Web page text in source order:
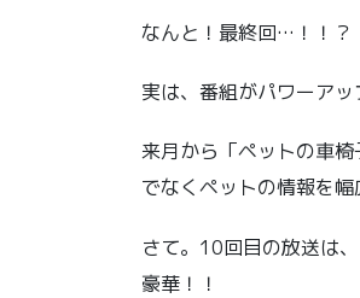
なんと！最終回…！！？
実は、番組がパワーア
来月から「ペットの車
でなくペットの情報を
さて。10回目の放送は
豪華！！